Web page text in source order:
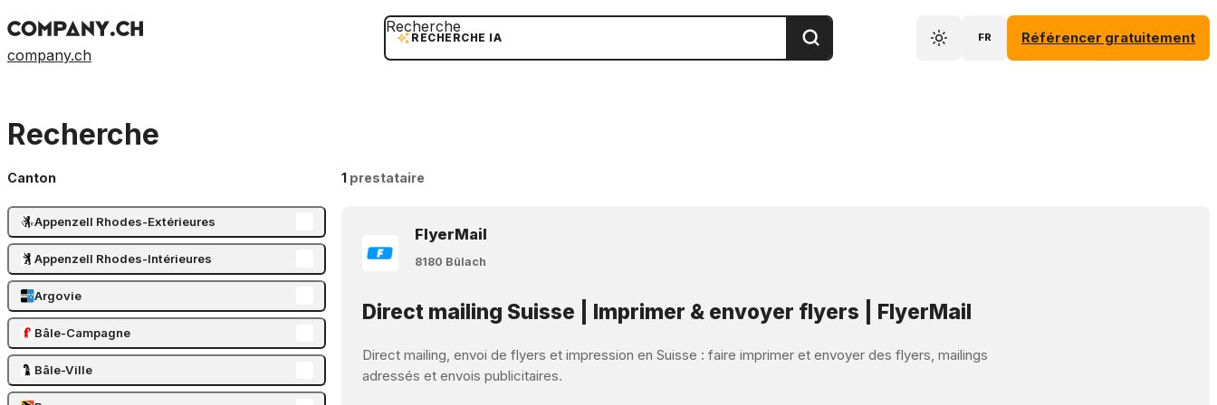
company.ch
RECHERCHE IA
Recherche
FR Référencer gratuitement
Recherche
Canton
Appenzell Rhodes-Extérieures
Appenzell Rhodes-Intérieures
Argovie
Bâle-Campagne
Bâle-Ville
1 prestataire
FlyerMail
8180 Bülach
Direct mailing Suisse | Imprimer & envoyer flyers | FlyerMail
Direct mailing, envoi de flyers et impression en Suisse : faire imprimer et envoyer des flyers, mailings
adressés et envois publicitaires.